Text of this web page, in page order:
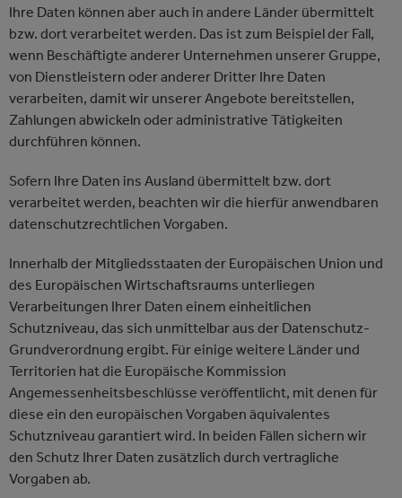
Ihre Daten können aber auch in andere Länder übermittelt
bzw. dort verarbeitet werden. Das ist zum Beispiel der Fall,
wenn Beschäftigte anderer Unternehmen unserer Gruppe,
von Dienstleistern oder anderer Dritter Ihre Daten
verarbeiten, damit wir unserer Angebote bereitstellen,
Zahlungen abwickeln oder administrative Tätigkeiten
durchführen können.
Sofern Ihre Daten ins Ausland übermittelt bzw. dort
verarbeitet werden, beachten wir die hierfür anwendbaren
datenschutzrechtlichen Vorgaben.
Innerhalb der Mitgliedsstaaten der Europäischen Union und
des Europäischen Wirtschaftsraums unterliegen
Verarbeitungen Ihrer Daten einem einheitlichen
Schutzniveau, das sich unmittelbar aus der Datenschutz-
Grundverordnung ergibt. Für einige weitere Länder und
Territorien hat die Europäische Kommission
Angemessenheitsbeschlüsse veröffentlicht, mit denen für
diese ein den europäischen Vorgaben äquivalentes
Schutzniveau garantiert wird. In beiden Fällen sichern wir
den Schutz Ihrer Daten zusätzlich durch vertragliche
Vorgaben ab.